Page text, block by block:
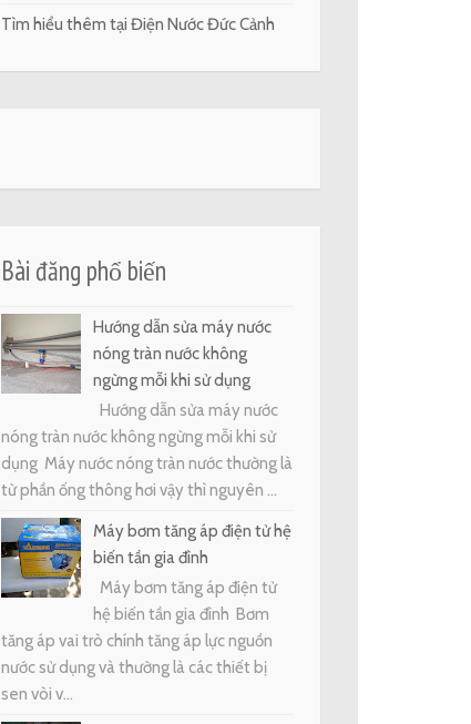
Tìm hiểu thêm tại Điện Nước Đức Cảnh
Bài đăng phổ biến
Hướng dẫn sửa máy nước
nóng tràn nước không
ngừng mỗi khi sử dụng
Hướng dẫn sửa máy nước
nóng tràn nước không ngừng mỗi khi sử
dụng Máy nước nóng tràn nước thường là
từ phần ống thông hơi vậy thì nguyên ...
Máy bơm tăng áp điện tử hệ
biến tần gia đình
Máy bơm tăng áp điện tử
hệ biến tần gia đình Bơm
tăng áp vai trò chính tăng áp lực nguồn
nước sử dụng và thường là các thiết bị
sen vòi v...